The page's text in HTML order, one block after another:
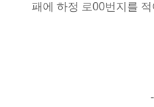
패에 하정 로00번지를
문화류씨서